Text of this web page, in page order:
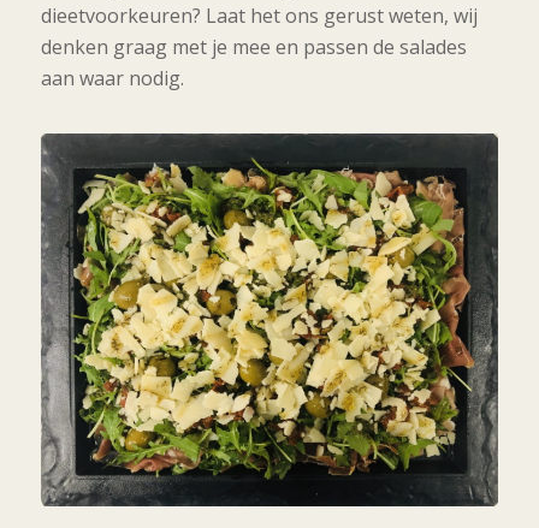
dieetvoorkeuren? Laat het ons gerust weten, wij
denken graag met je mee en passen de salades
aan waar nodig.